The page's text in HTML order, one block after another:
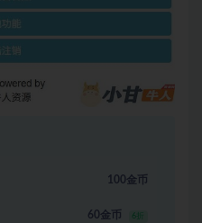
100金币
60金币 6折